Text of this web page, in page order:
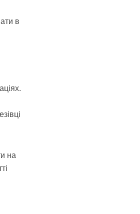
в
на